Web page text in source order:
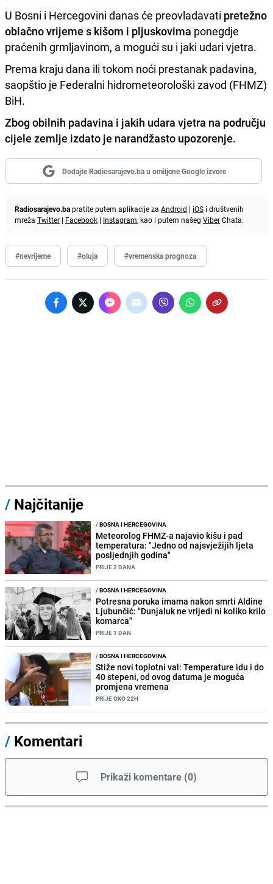
U Bosni i Hercegovini danas će preovladavati pretežno
oblačno vrijeme s kišom i pljuskovima ponegdje
praćenih grmljavinom, a mogući su i jaki udari vjetra.
Prema kraju dana ili tokom noći prestanak padavina,
saopštio je Federalni hidrometeorološki zavod (FHMZ)
BiH.
Zbog obilnih padavina i jakih udara vjetra na području
cijele zemlje izdato je narandžasto upozorenje.
Dodajte Radiosarajevo.ba u omiljene Google izvore
Radiosarajevo.bapratite putem aplikacije za Android | iOS i društvenih
mreža Twitter | Facebook | Instagram, kao i putem našeg ViberChata.
#nevrijeme #oluja #vremenska prognoza
/ Najčitanije
/BOSNA I HERCEGOVINA
Meteorolog FHMZ-a najavio kišu i pad
temperatura: "Jedno od najsvježijih ljeta
posljednjih godina"
PRIJE 2 DANA
/BOSNA I HERCEGOVINA
Potresna poruka imama nakon smrti Aldine
Ljubunčić: "Dunjaluk ne vrijedi ni koliko krilo
komarca"
PRIJE 1 DAN
/BOSNA I HERCEGOVINA
Stiže novi toplotni val: Temperature idu i do
40 stepeni, od ovog datuma je moguća
promjena vremena
PRIJE OKO 22H
/ Komentari
Prikaži komentare (0)